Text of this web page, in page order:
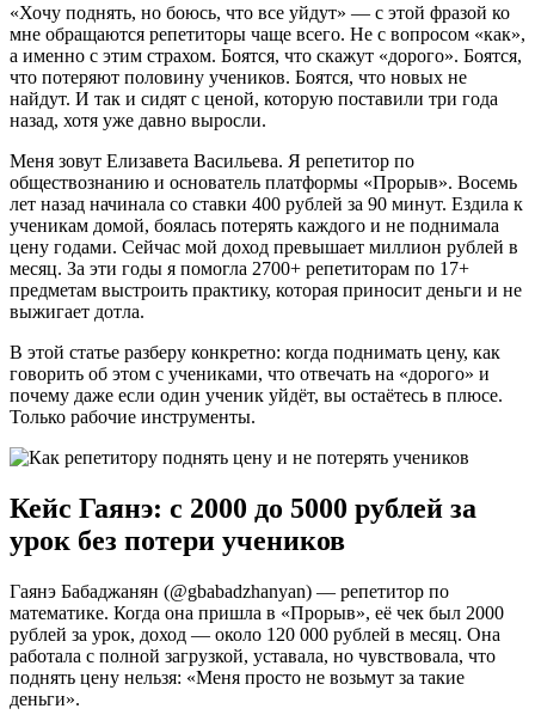
«Хочу поднять, но боюсь, что все уйдут» — с этой фразой ко
мне обращаются репетиторы чаще всего. Не с вопросом «как»,
а именно с этим страхом. Боятся, что скажут «дорого». Боятся,
что потеряют половину учеников. Боятся, что новых не
найдут. И так и сидят с ценой, которую поставили три года
назад, хотя уже давно выросли.
Меня зовут Елизавета Васильева. Я репетитор по
обществознанию и основатель платформы «Прорыв». Восемь
лет назад начинала со ставки 400 рублей за 90 минут. Ездила к
ученикам домой, боялась потерять каждого и не поднимала
цену годами. Сейчас мой доход превышает миллион рублей в
месяц. За эти годы я помогла 2700+ репетиторам по 17+
предметам выстроить практику, которая приносит деньги и не
выжигает дотла.
В этой статье разберу конкретно: когда поднимать цену, как
говорить об этом с учениками, что отвечать на «дорого» и
почему даже если один ученик уйдёт, вы остаётесь в плюсе.
Только рабочие инструменты.
Кейс Гаянэ: с 2000 до 5000 рублей за
урок без потери учеников
Гаянэ Бабаджанян (@gbabadzhanyan) — репетитор по
математике. Когда она пришла в «Прорыв», её чек был 2000
рублей за урок, доход — около 120 000 рублей в месяц. Она
работала с полной загрузкой, уставала, но чувствовала, что
поднять цену нельзя: «Меня просто не возьмут за такие
деньги».